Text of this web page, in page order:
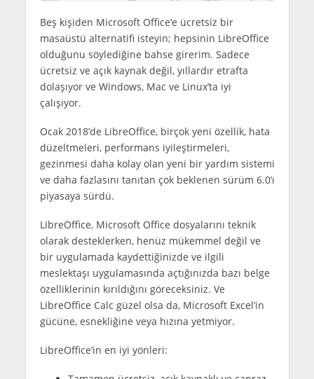
Beş kişiden Microsoft Office’e ücretsiz bir
masaüstü alternatifi isteyin; hepsinin LibreOffice
olduğunu söylediğine bahse girerim. Sadece
ücretsiz ve açık kaynak değil, yıllardır etrafta
dolaşıyor ve Windows, Mac ve Linux’ta iyi
çalışıyor.
Ocak 2018’de LibreOffice, birçok yeni özellik, hata
düzeltmeleri, performans iyileştirmeleri,
gezinmesi daha kolay olan yeni bir yardım sistemi
ve daha fazlasını tanıtan çok beklenen sürüm 6.0’ı
piyasaya sürdü.
LibreOffice, Microsoft Office dosyalarını teknik
olarak desteklerken, henüz mükemmel değil ve
bir uygulamada kaydettiğinizde ve ilgili
meslektaşı uygulamasında açtığınızda bazı belge
özelliklerinin kırıldığını göreceksiniz. Ve
LibreOffice Calc güzel olsa da, Microsoft Excel’in
gücüne, esnekliğine veya hızına yetmiyor.
LibreOffice’in en iyi yönleri: